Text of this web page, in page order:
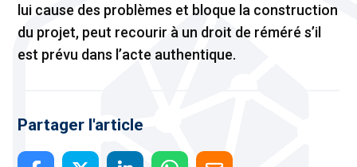
lui cause des problèmes et bloque la construction
du projet, peut recourir à un droit de réméré s’il
est prévu dans l’acte authentique.
Partager l'article